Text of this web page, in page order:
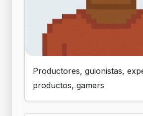
Productores, guionistas,
productos, gamers